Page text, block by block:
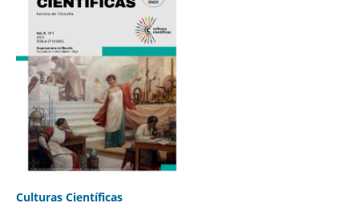
Culturas Científicas